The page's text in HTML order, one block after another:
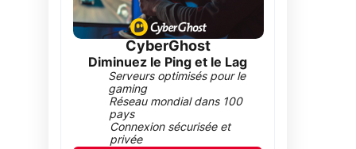
CyberGhost
Diminuez le Ping et le Lag
Serveurs optimisés pour le
gaming
Réseau mondial dans 100
pays
Connexion sécurisée et
privée